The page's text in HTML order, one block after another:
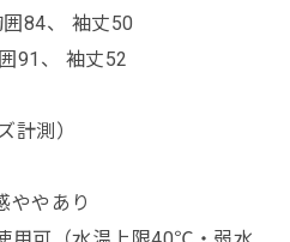
囲84、 袖丈50
91、 袖丈52
測）
ややあり